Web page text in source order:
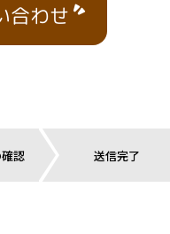
合わせ
認 送信完了